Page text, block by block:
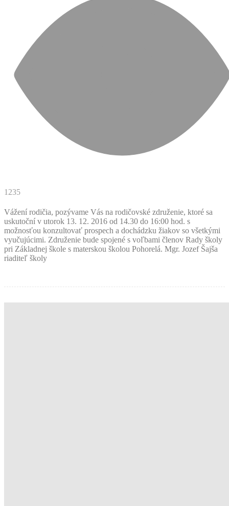
1235
Vážení rodičia, pozývame Vás na rodičovské združenie, ktoré sa
uskutoční v utorok 13. 12. 2016 od 14.30 do 16:00 hod. s
možnosťou konzultovať prospech a dochádzku žiakov so všetkými
vyučujúcimi. Združenie bude spojené s voľbami členov Rady školy
pri Základnej škole s materskou školou Pohorelá. Mgr. Jozef Šajša
riaditeľ školy